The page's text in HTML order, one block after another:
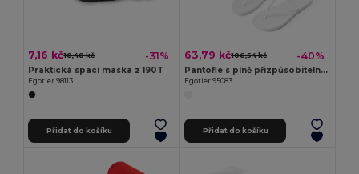
7,16 kč10,40 kč -31%
Praktická spací maska z 190T
Egotier 98113
Přidat do košíku
63,79 kč106,54 kč -40%
Pantofle s plně přizpůsobitelnou sublimační podrážkou
Egotier 95083
Přidat do košíku